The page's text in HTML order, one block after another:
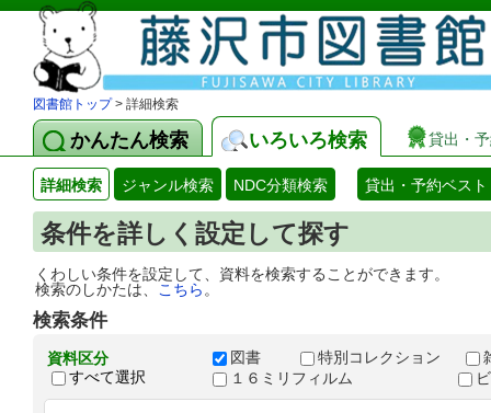
図書館トップ> 詳細検索
かんたん検索 いろいろ検索 貸出・
詳細検索 ジャンル検索 NDC分類検索 貸出・予約ベスト
条件を詳しく設定して探す
くわしい条件を設定して、資料を検索することができます。
検索のしかたは、
こちら 。
検索条件
資料区分
すべて選択
図書 特別コレクション
１６ミリフィルム